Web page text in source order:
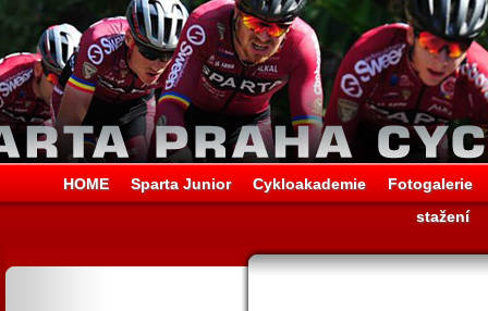
HOME Sparta Junior Cykloakademie
Fotogalerie
stažení